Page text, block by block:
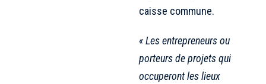
caisse commune.
« Les entrepreneurs ou
porteurs de projets qui
occuperont les lieux